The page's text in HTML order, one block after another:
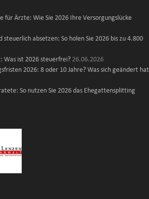
für Ärzte: Wie Sie 2026 Ihre Versorgungslücke
steuerlich absetzen: So holen Sie 2026 bis zu 4.800
Was ist 2026 steuerfrei? 26.06.2026
2026: 8 oder 10 Jahre? Was sich geändert hat
So nutzen Sie 2026 das Ehegattensplitting